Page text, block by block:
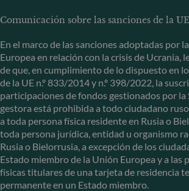
Comunicación sobre las sanciones de la
En el marco de las sanciones adoptadas por
Europea en relación con la crisis de Ucrania,
de que, en cumplimiento de lo dispuesto en
de la UE n.º 833/2014 y n.º 398/2022, la
participaciones de fondos gestionados por la
gestora está prohibida a todo ciudadano
a toda persona física residente en Rusia o
toda persona jurídica, entidad u organismo
Rusia o Bielorrusia, a excepción de los
Estado miembro de la Unión Europea y a las
físicas titulares de una tarjeta de residencia
permanente en un Estado miembro.